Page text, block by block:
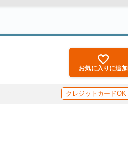
お気に入りに追加
クレジットカードOK